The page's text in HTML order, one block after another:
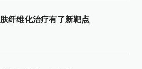
纤维化治疗有了新靶点